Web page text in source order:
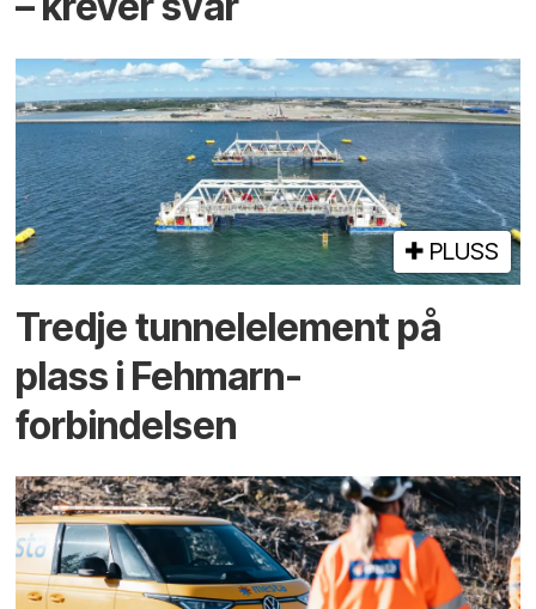
PLUSS
Tredje tunnel­element på
plass i Fehmarn-
forbindelsen